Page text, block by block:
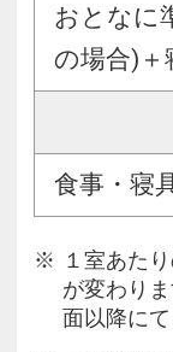
おとなに
の場合)＋
食事・寝
１室あた
が変わり
面以降にて